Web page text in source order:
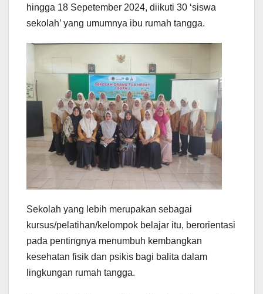
hingga 18 Sepetember 2024, diikuti 30 ‘siswa
sekolah’ yang umumnya ibu rumah tangga.
Sekolah yang lebih merupakan sebagai
kursus/pelatihan/kelompok belajar itu, berorientasi
pada pentingnya menumbuh kembangkan
kesehatan fisik dan psikis bagi balita dalam
lingkungan rumah tangga.